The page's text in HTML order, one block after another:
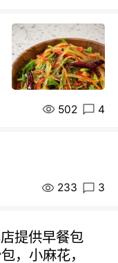
502 4
233 3
提供早餐包
，小麻花，